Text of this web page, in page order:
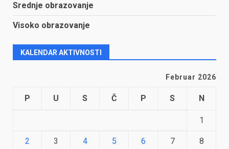
Srednje obrazovanje
Visoko obrazovanje
KALENDAR AKTIVNOSTI
Februar 2026
P U S Č P S N
1
2 3 4 5 6 7 8